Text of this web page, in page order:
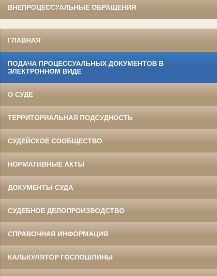
ВНЕПРОЦЕССУАЛЬНЫЕ ОБРАЩЕНИЯ
ГЛАВНАЯ
ПОДАЧА ПРОЦЕССУАЛЬНЫХ ДОКУМЕНТОВ В
ЭЛЕКТРОННОМ ВИДЕ
О СУДЕ
ТЕРРИТОРИАЛЬНАЯ ПОДСУДНОСТЬ
СУДЕЙСКОЕ СООБЩЕСТВО
НОРМАТИВНЫЕ АКТЫ
ДОКУМЕНТЫ СУДА
СУДЕБНОЕ ДЕЛОПРОИЗВОДСТВО
СПРАВОЧНАЯ ИНФОРМАЦИЯ
КАЛЬКУЛЯТОР ГОСПОШЛИНЫ